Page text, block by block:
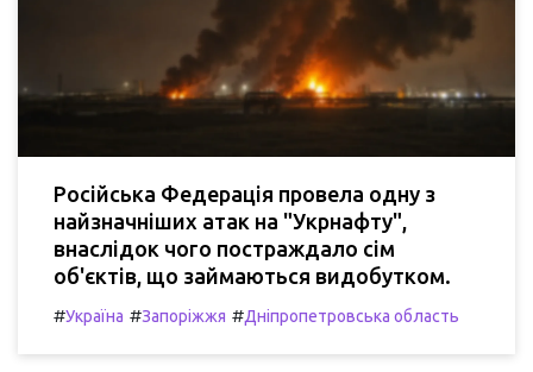
Російська Федерація провела одну з
найзначніших атак на "Укрнафту",
внаслідок чого постраждало сім
об'єктів, що займаються видобутком.
#Україна #Запоріжжя #Дніпропетровська область